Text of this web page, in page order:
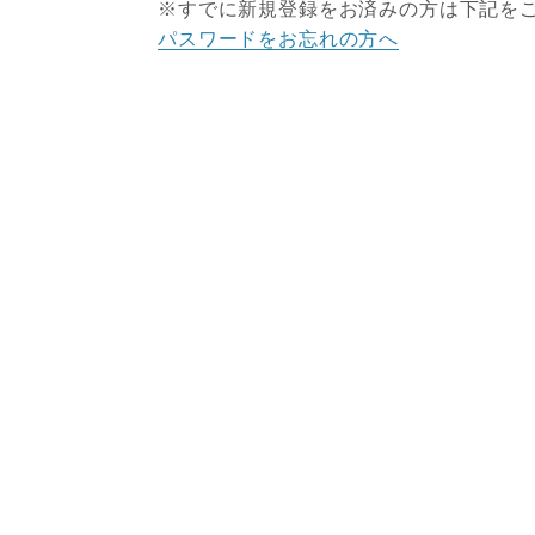
※すでに新規登録をお済みの方は下記を
パスワードをお忘れの方へ